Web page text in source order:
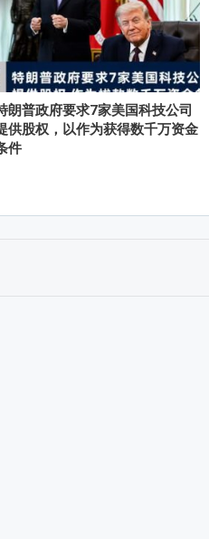
朗普政府要求7家美国科技公司
供股权，以作为获得数千万资金
件